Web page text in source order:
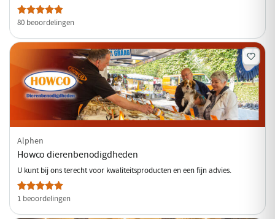
80 beoordelingen
Alphen
Howco dierenbenodigdheden
U kunt bij ons terecht voor kwaliteitsproducten en een fijn advies.
1 beoordelingen